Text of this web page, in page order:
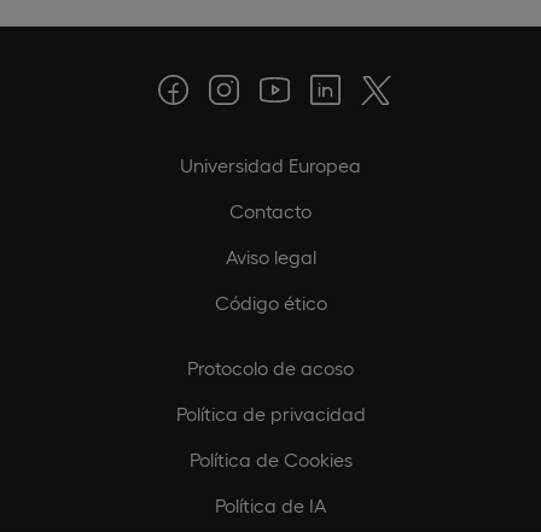
Universidad Europea
Contacto
Aviso legal
Código ético
Protocolo de acoso
Política de privacidad
Política de Cookies
Política de IA